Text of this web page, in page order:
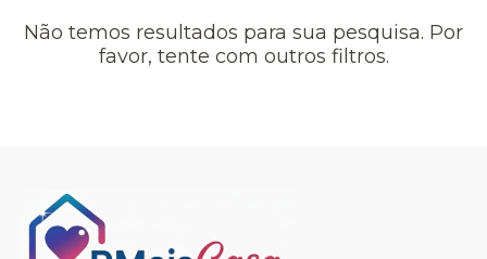
Não temos resultados para sua pesquisa. Por
favor, tente com outros filtros.